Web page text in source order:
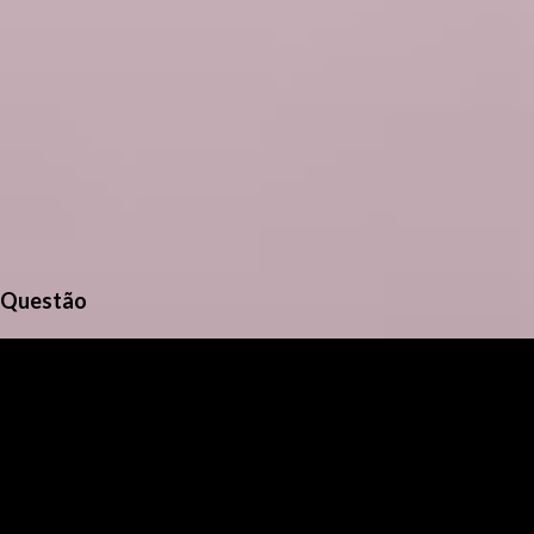
Questão